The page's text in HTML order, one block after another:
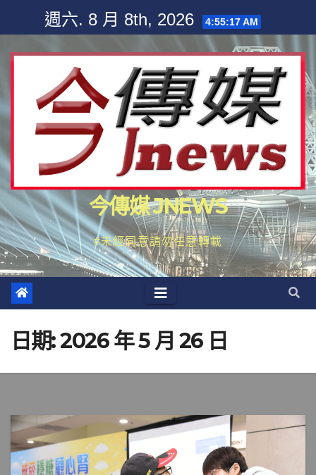
content
週六. 8 月 8th, 2026 4:55:19 AM
今傳媒 JNEWS
#未經同意請勿任意轉載
日期:2026 年 5 月 26 日